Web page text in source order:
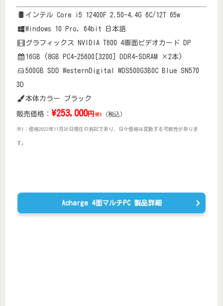
インテル Core i5 12400F 2.50-4.4G 6C/12T 65w
Windows 10 Pro, 64bit 日本語
グラフィックス NVIDIA T600 4画面ビデオカード DP
16GB (8GB PC4-25600[3200] DDR4-SDRAM ×2本)
500GB SDD WesternDigital WDS500G3B0C Blue SN570
3D
本体カラー ブラック
販売価格： \253,000円 ※1 （税込）
※1：価格2022年11月20日現在の表記であり、日々価格は変動する可能性がありま
す。
Acharge 4面マルチPC 製品詳細